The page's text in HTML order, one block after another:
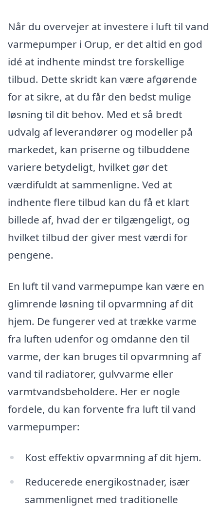
Når du overvejer at investere i luft til vand
varmepumper i Orup, er det altid en god
idé at indhente mindst tre forskellige
tilbud. Dette skridt kan være afgørende
for at sikre, at du får den bedst mulige
løsning til dit behov. Med et så bredt
udvalg af leverandører og modeller på
markedet, kan priserne og tilbuddene
variere betydeligt, hvilket gør det
værdifuldt at sammenligne. Ved at
indhente flere tilbud kan du få et klart
billede af, hvad der er tilgængeligt, og
hvilket tilbud der giver mest værdi for
pengene.
En luft til vand varmepumpe kan være en
glimrende løsning til opvarmning af dit
hjem. De fungerer ved at trække varme
fra luften udenfor og omdanne den til
varme, der kan bruges til opvarmning af
vand til radiatorer, gulvvarme eller
varmtvandsbeholdere. Her er nogle
fordele, du kan forvente fra luft til vand
varmepumper:
Kost effektiv opvarmning af dit hjem.
Reducerede energikostnader, især
sammenlignet med traditionelle